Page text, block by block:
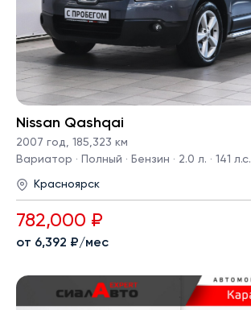
Nissan Qashqai
2007 год, 185,323 км
Вариатор · Полный · Бензин · 2.0 л. · 141 л.с.
Красноярск
782,000 ₽
от 6,392 ₽/мес